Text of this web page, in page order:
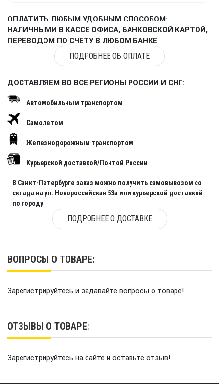
ОПЛАТИТЬ ЛЮБЫМ УДОБНЫМ СПОСОБОМ:
НАЛИЧНЫМИ В КАССЕ ОФИСА, БАНКОВСКОЙ КАРТОЙ,
ПЕРЕВОДОМ ПО СЧЕТУ В ЛЮБОМ БАНКЕ
ПОДРОБНЕЕ ОБ ОПЛАТЕ
ДОСТАВЛЯЕМ ВО ВСЕ РЕГИОНЫ РОССИИ И СНГ:
Автомобильным транспортом
Самолетом
Железнодорожным транспортом
Курьерской доставкой/Почтой России
В Санкт-Петербурге заказ можно получить самовывозом со
склада на ул. Новороссийская 53а или курьерской доставкой
по городу.
ПОДРОБНЕЕ О ДОСТАВКЕ
ВОПРОСЫ О ТОВАРЕ:
Зарегистрируйтесь и задавайте вопросы о товаре!
ОТЗЫВЫ О ТОВАРЕ:
Зарегистрируйтесь на сайте и оставьте отзыв!